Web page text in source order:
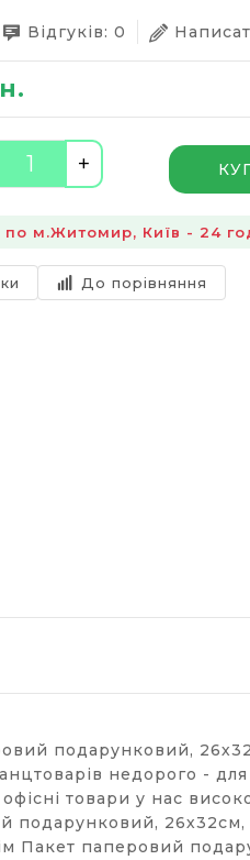
Відгуків: 0
+
по м.Житомир, Київ - 24
До порівняння
подарунковий,
недорого -
товари у нас
подарунковий,
Пакет паперовий